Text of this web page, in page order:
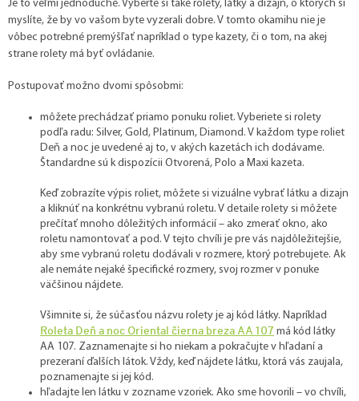
Je to veľmi jednoduché. Vyberte si také rolety, látky a dizajn, o ktorých si
myslíte, že by vo vašom byte vyzerali dobre. V tomto okamihu nie je
vôbec potrebné premýšľať napríklad o type kazety, či o tom, na akej
strane rolety má byť ovládanie.
Postupovať možno dvomi spôsobmi:
môžete prechádzať priamo ponuku roliet. Vyberiete si rolety
podľa radu: Silver, Gold, Platinum, Diamond. V každom type roliet
Deň a noc je uvedené aj to, v akých kazetách ich dodávame.
Štandardne sú k dispozícii Otvorená, Polo a Maxi kazeta.
Keď zobrazíte výpis roliet, môžete si vizuálne vybrať látku a dizajn
a kliknúť na konkrétnu vybranú roletu. V detaile rolety si môžete
prečítať mnoho dôležitých informácií – ako zmerať okno, ako
roletu namontovať a pod. V tejto chvíli je pre vás najdôležitejšie,
aby sme vybranú roletu dodávali v rozmere, ktorý potrebujete. Ak
ale nemáte nejaké špecifické rozmery, svoj rozmer v ponuke
väčšinou nájdete.
Všimnite si, že súčasťou názvu rolety je aj kód látky. Napríklad
Roleta Deň a noc Oriental čierna breza AA 107 má kód látky
AA 107. Zaznamenajte si ho niekam a pokračujte v hľadaní a
prezeraní ďalších látok. Vždy, keď nájdete látku, ktorá vás zaujala,
poznamenajte si jej kód.
hľadajte len látku v zozname vzoriek. Ako sme hovorili – vo chvíli,